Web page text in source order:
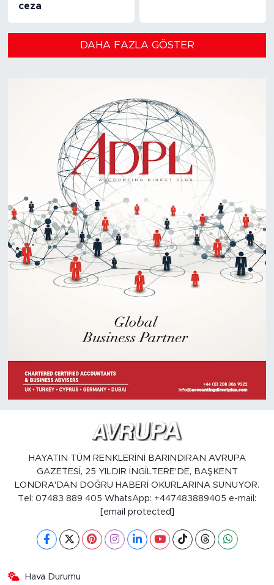
ceza
DAHA FAZLA GÖSTER
HAYATIN TÜM RENKLERİNİ BARINDIRAN AVRUPA
GAZETESİ, 25 YILDIR İNGİLTERE'DE, BAŞKENT
LONDRA'DAN DOĞRU HABERİ OKURLARINA SUNUYOR.
Tel: 07483 889 405 WhatsApp: +447483889405 e-mail:
[email protected]
Hava Durumu